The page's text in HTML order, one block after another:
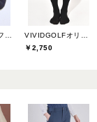
セントクリストファーゴルフ(St.ChristopherGolf)
VIVIDGOLFオリジナル
￥2,750